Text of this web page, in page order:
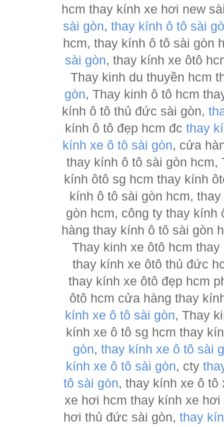
hcm thay kính xe hơi new
sài gòn,thay kính ô tô sài
hcm, thay kính ô tô sài gòn
sài gòn, thay kính xe ôtô
Thay kinh du thuyền hcm
gòn, Thay kinh ô tô hcm
kính ô tô thủ đức sài gòn,
kính ô tô đẹp hcm đc thay
kính xe ô tô sài gòn, cửa
thay kính ô tô sài gòn hcm,
kính ôtô sg hcm thay kính
kính ô tô sài gòn hcm,
gòn hcm, công ty thay
hàng thay kính ô tô sài gòn
Thay kinh xe ôtô hcm
thay kính xe ôtô thủ đức
thay kính xe ôtô đẹp hcm
ôtô hcm cửa hàng thay
kính xe ô tô sài gòn, Thay
kính xe ô tô sg hcm thay
gòn, thay kính xe ô tô sài
kính xe ô tô sài gòn, cty
tô sài gòn, thay kính xe ô
xe hơi hcm thay kính xe
hơi thủ đức sài gòn, thay